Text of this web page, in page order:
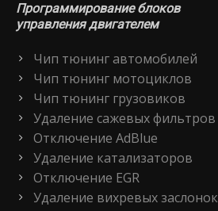
Программирование блоков
управления двигателем
Чип тюнинг автомобилей
Чип тюнинг мотоциклов
Чип тюнинг грузовиков
Удаление сажевых фильтров
Отключение AdBlue
Удаление катализаторов
Отключение EGR
Удаление вихревых заслонок